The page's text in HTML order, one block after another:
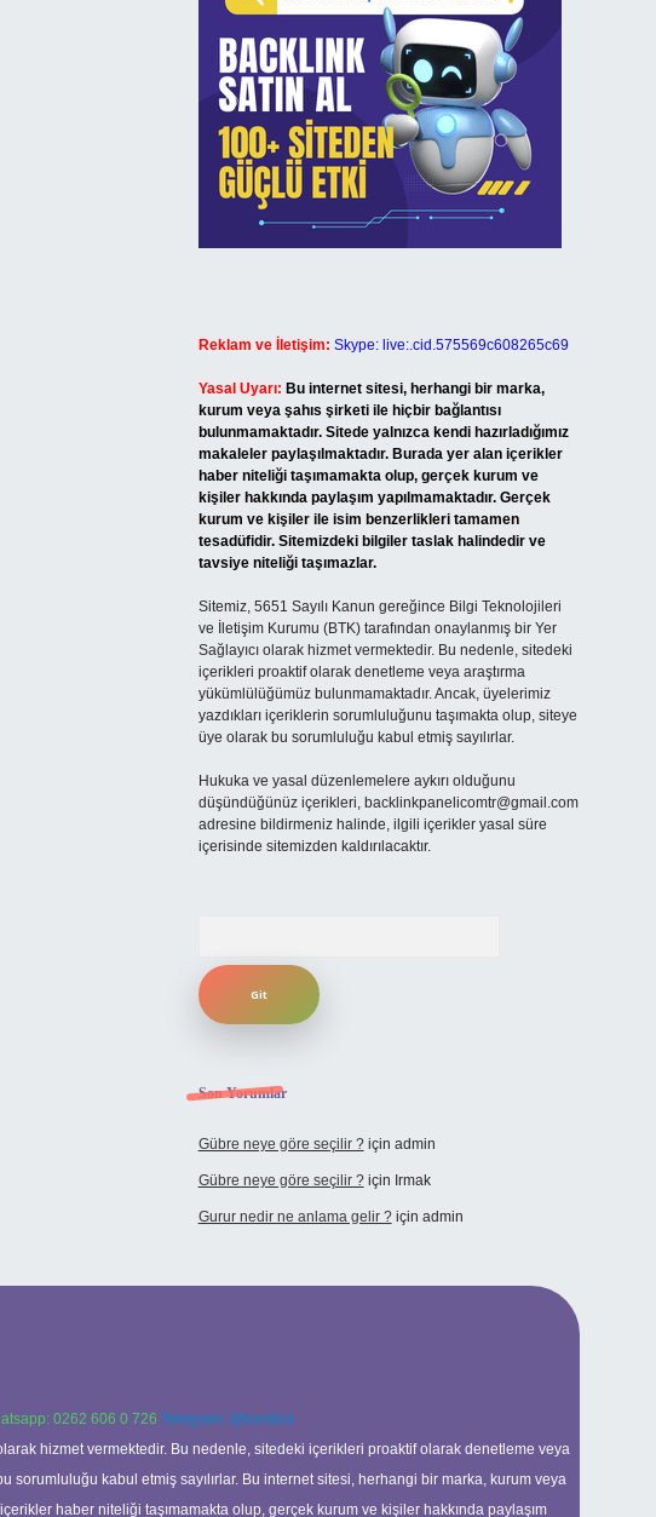
Reklam ve İletişim: Skype: live:.cid.575569c608265c69
Yasal Uyarı: Bu internet sitesi, herhangi bir marka,
kurum veya şahıs şirketi ile hiçbir bağlantısı
bulunmamaktadır. Sitede yalnızca kendi hazırladığımız
makaleler paylaşılmaktadır. Burada yer alan içerikler
haber niteliği taşımamakta olup, gerçek kurum ve
kişiler hakkında paylaşım yapılmamaktadır. Gerçek
kurum ve kişiler ile isim benzerlikleri tamamen
tesadüfidir. Sitemizdeki bilgiler taslak halindedir ve
tavsiye niteliği taşımazlar.
Sitemiz, 5651 Sayılı Kanun gereğince Bilgi Teknolojileri
ve İletişim Kurumu (BTK) tarafından onaylanmış bir Yer
Sağlayıcı olarak hizmet vermektedir. Bu nedenle, sitedeki
içerikleri proaktif olarak denetleme veya araştırma
yükümlülüğümüz bulunmamaktadır. Ancak, üyelerimiz
yazdıkları içeriklerin sorumluluğunu taşımakta olup, siteye
üye olarak bu sorumluluğu kabul etmiş sayılırlar.
Hukuka ve yasal düzenlemelere aykırı olduğunu
düşündüğünüz içerikleri, backlinkpanelicomtr@gmail.com
adresine bildirmeniz halinde, ilgili içerikler yasal süre
içerisinde sitemizden kaldırılacaktır.
Son Yorumlar
Gübre neye göre seçilir ?için admin
Gübre neye göre seçilir ?için Irmak
Gurur nedir ne anlama gelir ?için admin
0262 606 0 726 Telegram: @karabul
hizmet vermektedir. Bu nedenle, sitedeki içerikleri proaktif olarak denetleme veya
sorumluluğu kabul etmiş sayılırlar. Bu internet sitesi, herhangi bir marka, kurum veya
haber niteliği taşımamakta olup, gerçek kurum ve kişiler hakkında paylaşım